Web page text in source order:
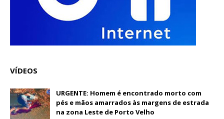
VÍDEOS
URGENTE: Homem é encontrado morto com
pés e mãos amarrados às margens de estrada
na zona Leste de Porto Velho